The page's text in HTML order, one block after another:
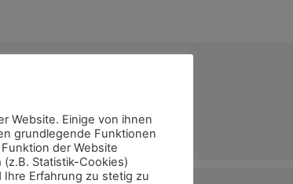
Website. Einige von ihnen
grundlegende Funktionen
der Website
Statistik-Cookies)
Erfahrung zu stetig zu